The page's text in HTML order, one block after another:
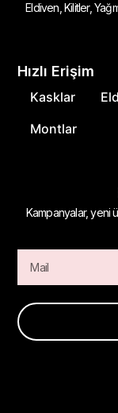
Eldiven, Kilitler,
Hızlı Erişim
Kasklar
Montlar
Kampanyalar, yeni